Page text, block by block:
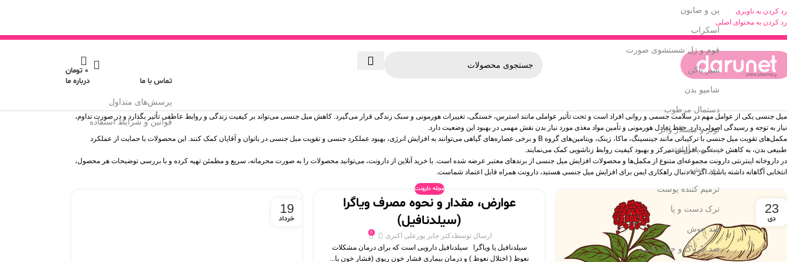
رد کردن به ناوبری
رد کردن به محتوای اصلی
0 تومان
پن و صابون
اسکراب
فوم و ژل شستشوی صورت
شیر پاکن
شامپو بدن
دستمال مرطوب
تونر و میسلار واتر
پنبه و پد آرایشی
دور چشم
ترمیم کننده پوست
ترک دست و پا
ضد جوش
ضد چروک و جوان کننده
تماس با ما
پرسش‌های متداول
قوانین و شرایط استفاده
درباره ما
میل جنسی یکی از عوامل مهم در سلامت جسمی و روانی افراد است و تحت تأثیر عواملی مانند استرس، خستگی، تغییرات هورمونی و سبک زندگی قرار می‌گیرد. کاهش میل جنسی می‌تواند بر کیفیت زندگی و روابط عاطفی تأثیر بگذارد و در صورت تداوم،
نیاز به توجه و رسیدگی اصولی دارد. حفظ تعادل هورمونی و تأمین مواد مغذی مورد نیاز بدن نقش مهمی در بهبود این وضعیت دارد.
مکمل‌های تقویت میل جنسی با ترکیباتی مانند جینسینگ، ماکا، زینک، ویتامین‌های گروه B و برخی عصاره‌های گیاهی می‌توانند به افزایش انرژی، بهبود عملکرد جنسی و تقویت میل جنسی در بانوان و آقایان کمک کنند. این محصولات با حمایت از عملکرد
طبیعی بدن، به کاهش خستگی، افزایش تمرکز و بهبود کیفیت روابط زناشویی کمک می‌نمایند.
در داروخانه اینترنتی دارونت مجموعه‌ای متنوع از مکمل‌ها و محصولات افزایش میل جنسی از برندهای معتبر عرضه شده است. با خرید آنلاین از دارونت، می‌توانید محصولات را به‌ صورت محرمانه، سریع و مطمئن تهیه کرده و با بررسی توضیحات هر محصول،
انتخابی آگاهانه داشته باشید. اگر به‌ دنبال راهکاری ایمن برای افزایش میل جنسی هستید، دارونت همراه قابل اعتماد شماست.
23
دی
مجله دارونت
عوارض، مقدار و نحوه مصرف ویاگرا
(سیلدنافیل)
ارسال توسطدکتر جابر پورعلی اکبری 0
سیلدنافیل یا ویاگرا سیلدنافیل دارویی است که برای درمان مشکلات
نعوظ ( اختلال نعوظ ) و درمان بیماری فشار خون ریوی (فشار خون با...
19
خرداد